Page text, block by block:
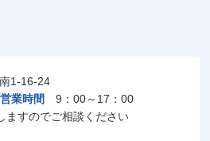
1-16-24
営業時間
9：00～17：00
すのでご相談ください